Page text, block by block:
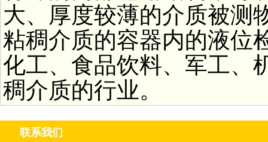
大、厚度较薄的介质被测
粘稠介质的容器内的液位
化工、食品饮料、军工、
稠介质的行业。
联系我们